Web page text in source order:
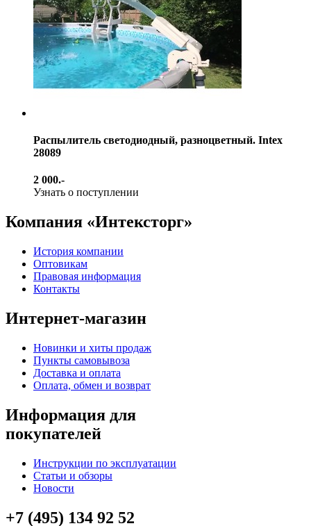
Распылитель светодиодный, разноцветный. Intex
28089
2 000.-
Узнать о поступлении
Компания «Интексторг»
История компании
Оптовикам
Правовая информация
Контакты
Интернет-магазин
Новинки и хиты продаж
Пункты самовывоза
Доставка и оплата
Оплата, обмен и возврат
Информация для
покупателей
Инструкции по эксплуатации
Статьи и обзоры
Новости
+7 (495) 134 92 52